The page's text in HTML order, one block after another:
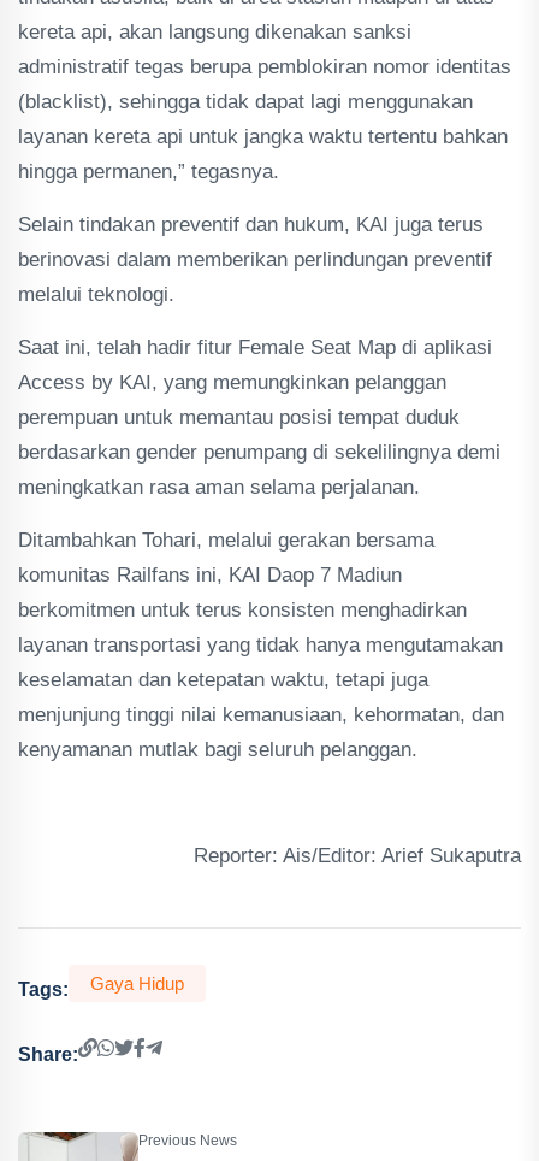
kereta api, akan langsung dikenakan sanksi
administratif tegas berupa pemblokiran nomor identitas
(blacklist), sehingga tidak dapat lagi menggunakan
layanan kereta api untuk jangka waktu tertentu bahkan
hingga permanen,” tegasnya.
Selain tindakan preventif dan hukum, KAI juga terus
berinovasi dalam memberikan perlindungan preventif
melalui teknologi.
Saat ini, telah hadir fitur Female Seat Map di aplikasi
Access by KAI, yang memungkinkan pelanggan
perempuan untuk memantau posisi tempat duduk
berdasarkan gender penumpang di sekelilingnya demi
meningkatkan rasa aman selama perjalanan.
Ditambahkan Tohari, melalui gerakan bersama
komunitas Railfans ini, KAI Daop 7 Madiun
berkomitmen untuk terus konsisten menghadirkan
layanan transportasi yang tidak hanya mengutamakan
keselamatan dan ketepatan waktu, tetapi juga
menjunjung tinggi nilai kemanusiaan, kehormatan, dan
kenyamanan mutlak bagi seluruh pelanggan.
Reporter: Ais/Editor: Arief Sukaputra
Tags: Gaya Hidup
Share:
Previous News